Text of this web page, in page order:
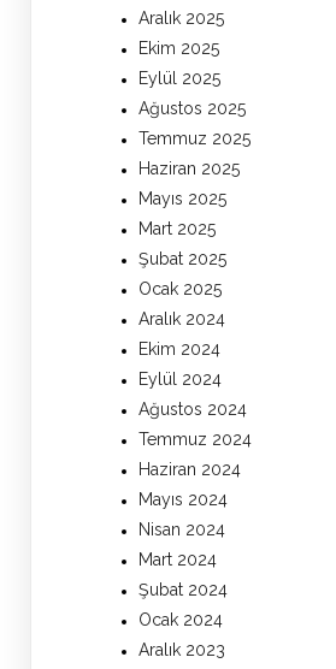
Aralık 2025
Ekim 2025
Eylül 2025
Ağustos 2025
Temmuz 2025
Haziran 2025
Mayıs 2025
Mart 2025
Şubat 2025
Ocak 2025
Aralık 2024
Ekim 2024
Eylül 2024
Ağustos 2024
Temmuz 2024
Haziran 2024
Mayıs 2024
Nisan 2024
Mart 2024
Şubat 2024
Ocak 2024
Aralık 2023